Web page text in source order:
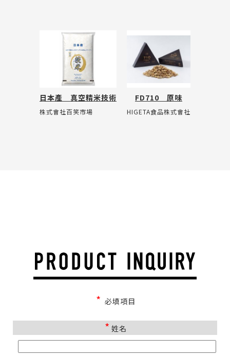
日本產 真空精米技術
株式會社百笑市場
FD710 原味
HIGETA食品株式會社
* 必填項目
* 姓名